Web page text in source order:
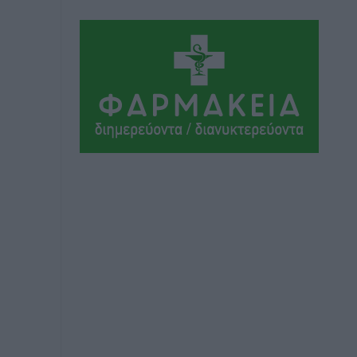
Ειδήσεις• πριν 2 ώρες
Οι πρώτες εικόνες του νέου Canadair
νύχτα
Ειδήσεις• πριν 2 ώρες